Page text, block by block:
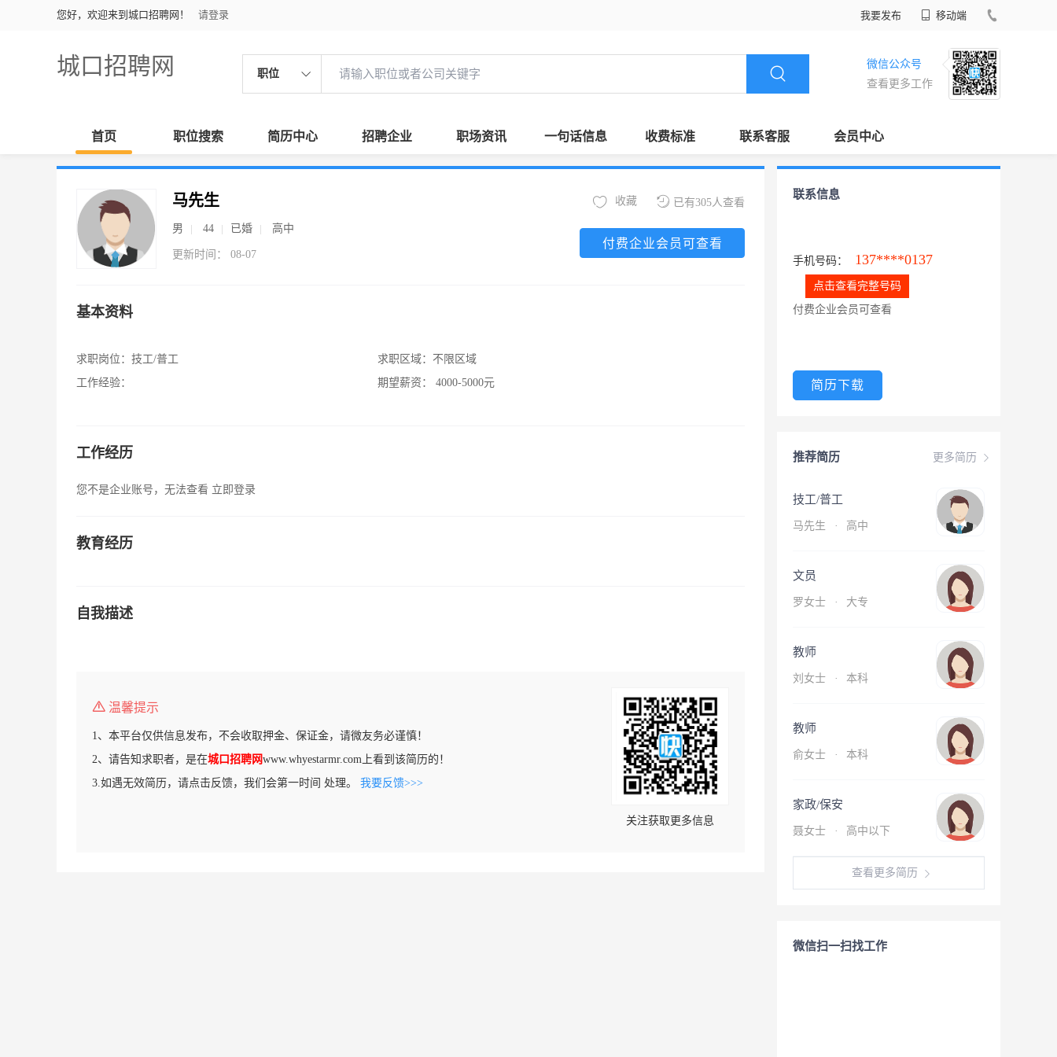
您好，欢迎来到城口招聘网！ 请登录 我要发布 移动端
城口招聘网 职位
微信公众号
查看更多工作
首页 职位搜索 简历中心 招聘企业 职场资讯 一句话信息 收费标准 联系客服 会员中心
马先生
男 44 已婚 高中
更新时间： 08-07
已有305人查看
收藏
付费企业会员可查看
基本资料
求职岗位： 技工/普工
工作经验：
求职区域： 不限区域
期望薪资：
4000-5000元
工作经历
您不是企业账号，无法查看 立即登录
教育经历
自我描述
温馨提示
1、本平台仅供信息发布，不会收取押金、保证金，请微友务必谨慎！
2、请告知求职者，是在城口招聘网www.whyestarmr.com上看到该简历的！
3.如遇无效简历，请点击反馈，我们会第一时间 处理。 我要反馈>>>
关注获取更多信息
联系信息
手机号码： 137****0137
点击查看完整号码
付费企业会员可查看
简历下载
更多简历
推荐简历
技工/普工
马先生 · 高中
文员
罗女士 · 大专
教师
刘女士 · 本科
教师
俞女士 · 本科
家政/保安
聂女士 · 高中以下
查看更多简历
微信扫一扫找工作